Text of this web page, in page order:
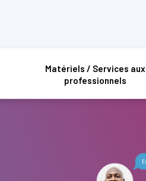
Matériels / Services aux
professionnels